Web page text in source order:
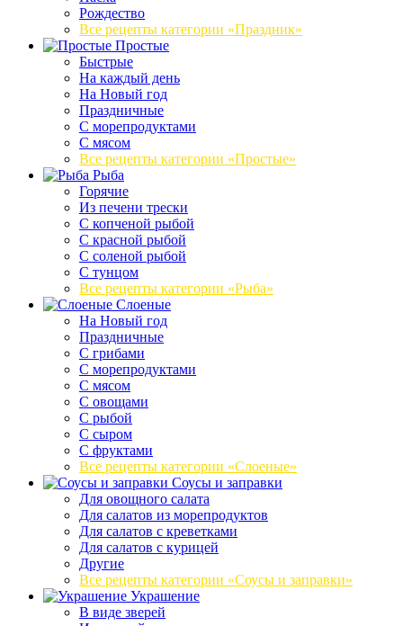
Рождество
Все рецепты категории «Праздник»
Простые
Быстрые
На каждый день
На Новый год
Праздничные
С морепродуктами
С мясом
Все рецепты категории «Простые»
Рыба
Горячие
Из печени трески
С копченой рыбой
С красной рыбой
С соленой рыбой
С тунцом
Все рецепты категории «Рыба»
Слоеные
На Новый год
Праздничные
С грибами
С морепродуктами
С мясом
С овощами
С рыбой
С сыром
С фруктами
Все рецепты категории «Слоеные»
Соусы и заправки
Для овощного салата
Для салатов из морепродуктов
Для салатов с креветками
Для салатов с курицей
Другие
Все рецепты категории «Соусы и заправки»
Украшение
В виде зверей